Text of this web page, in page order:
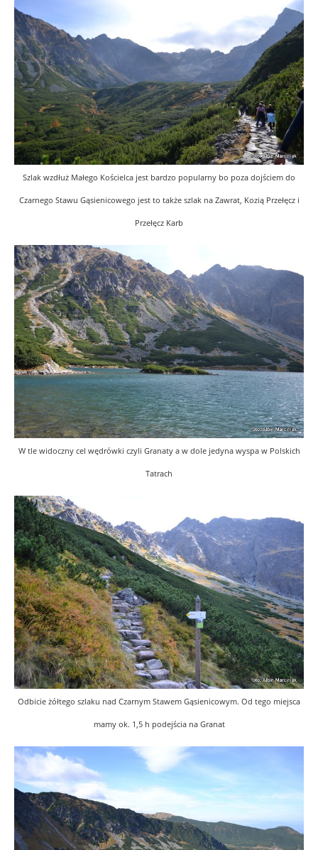
Szlak wzdłuż Małego Kościelca jest bardzo popularny bo poza dojściem do
Czarnego Stawu Gąsienicowego jest to także szlak na Zawrat, Kozią Przełęcz i
Przełęcz Karb
W tle widoczny cel wędrówki czyli Granaty a w dole jedyna wyspa w Polskich
Tatrach
Odbicie żółtego szlaku nad Czarnym Stawem Gąsienicowym. Od tego miejsca
mamy ok. 1,5 h podejścia na Granat